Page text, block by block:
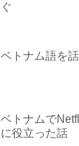
ぐ
ベトナム語を
ベトナムで
に役立った話